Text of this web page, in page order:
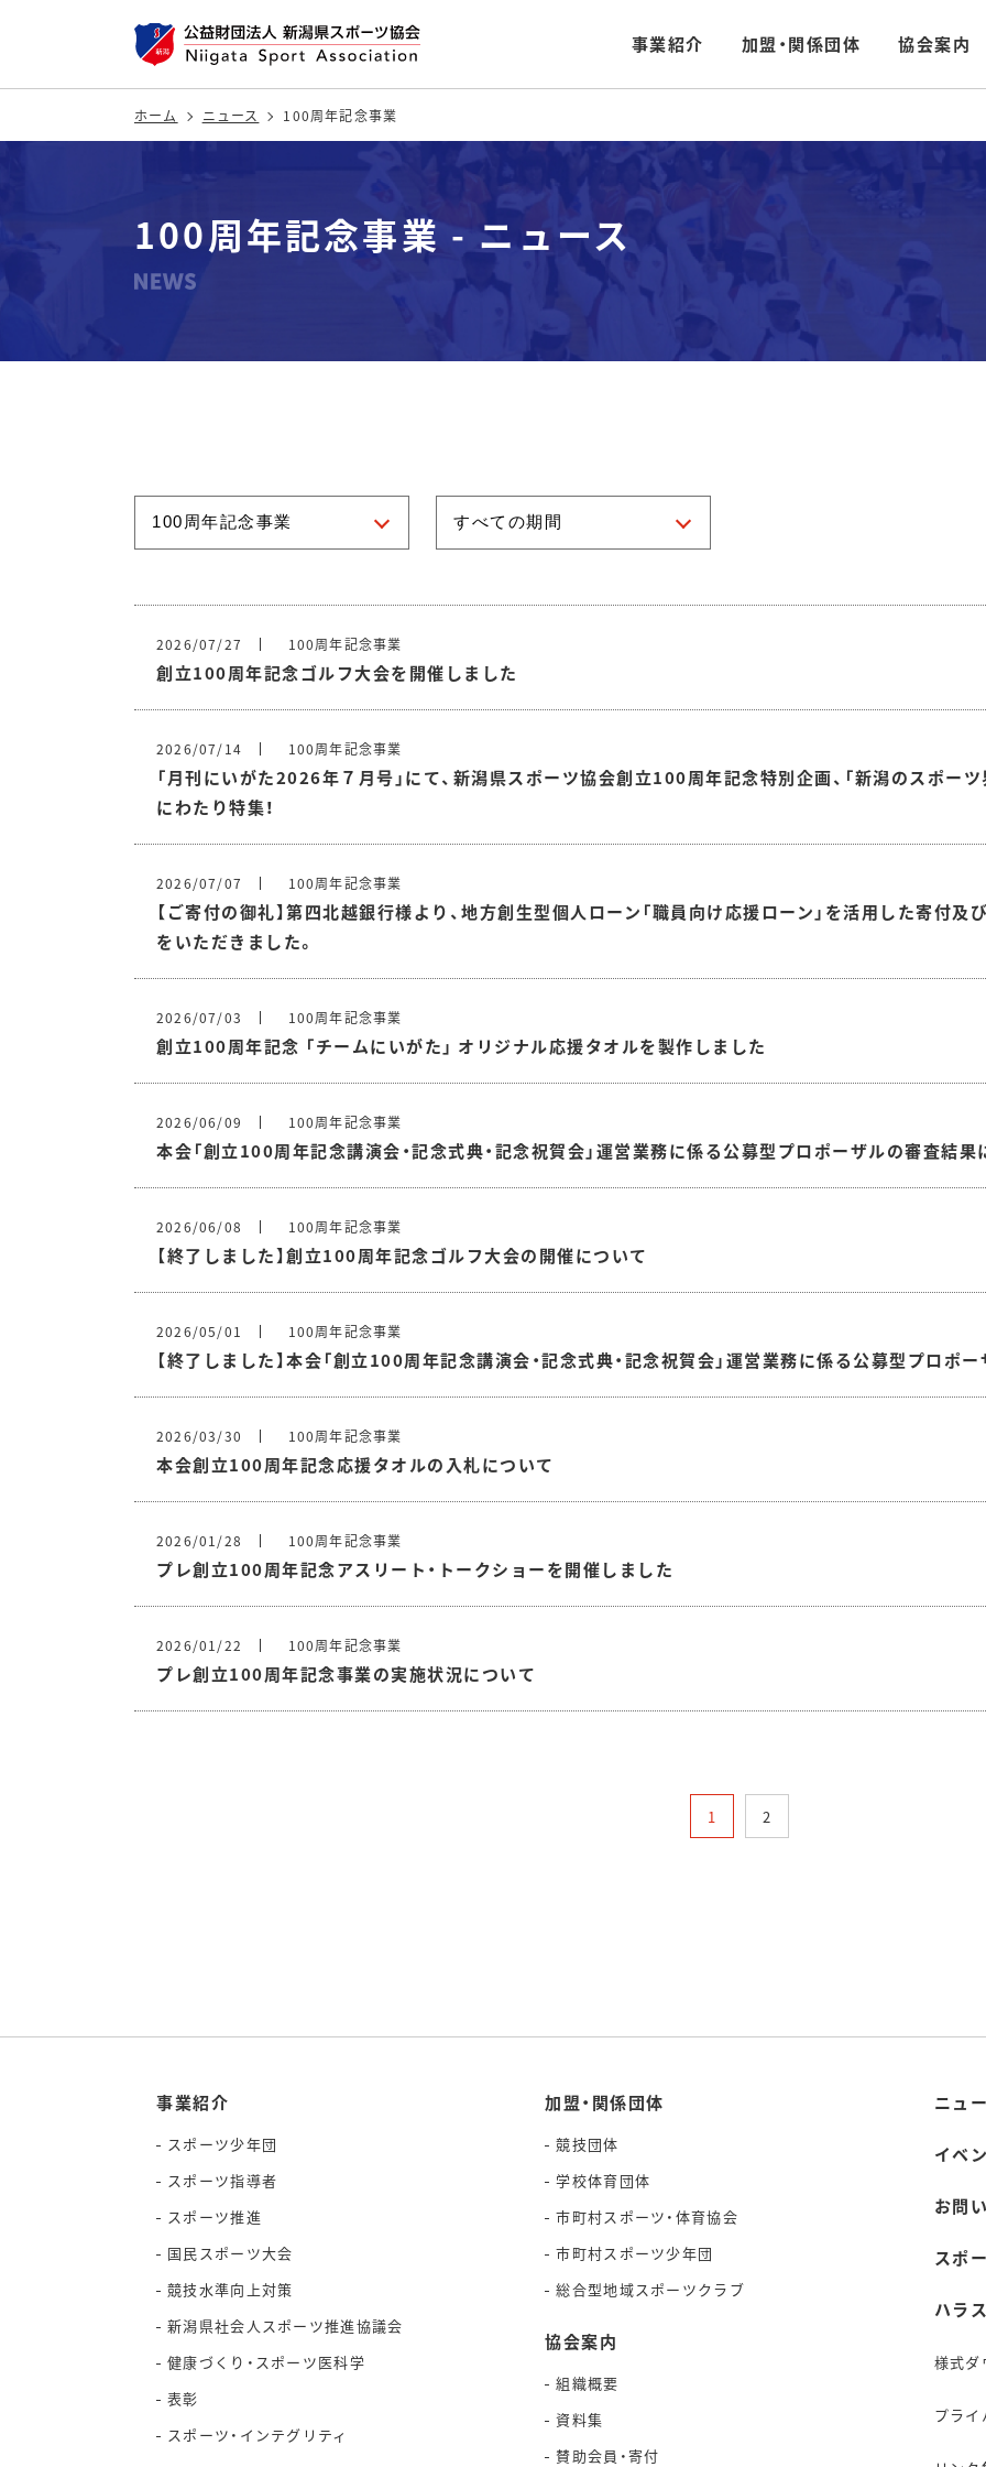
事業紹介 加盟・関係団体 協会案内
ホーム ニュース 100周年記念事業
100周年記念事業 - ニュース
2026/07/27 100周年記念事業
創立100周年記念ゴルフ大会を開催しました
2026/07/14 100周年記念事業
「月刊にいがた2026年７月号」にて、新潟県スポーツ協会創立100周年記念特別企画、「新潟のスポー
にわたり特集！
2026/07/07 100周年記念事業
【ご寄付の御礼】第四北越銀行様より、地方創生型個人ローン「職員向け応援ローン」を活用した寄付
をいただきました。
2026/07/03 100周年記念事業
創立100周年記念 「チームにいがた」 オリジナル応援タオルを製作しました
2026/06/09 100周年記念事業
本会「創立100周年記念講演会・記念式典・記念祝賀会」運営業務に係る公募型プロポーザルの審査結果
2026/06/08 100周年記念事業
【終了しました】創立100周年記念ゴルフ大会の開催について
2026/05/01 100周年記念事業
【終了しました】本会「創立100周年記念講演会・記念式典・記念祝賀会」運営業務に係る公募型プロポ
2026/03/30 100周年記念事業
本会創立100周年記念応援タオルの入札について
2026/01/28 100周年記念事業
プレ創立100周年記念アスリート・トークショーを開催しました
2026/01/22 100周年記念事業
プレ創立100周年記念事業の実施状況について
1 2
事業紹介
スポーツ少年団
スポーツ指導者
スポーツ推進
国民スポーツ大会
競技水準向上対策
新潟県社会人スポーツ推進協議会
健康づくり・スポーツ医科学
表彰
スポーツ・インテグリティ
加盟・関係団体
競技団体
学校体育団体
市町村スポーツ・体育協会
市町村スポーツ少年団
総合型地域スポーツクラブ
協会案内
組織概要
資料集
賛助会員・寄付
ニュ
イベ
お問
スポ
ハラ
様式ダ
プラ